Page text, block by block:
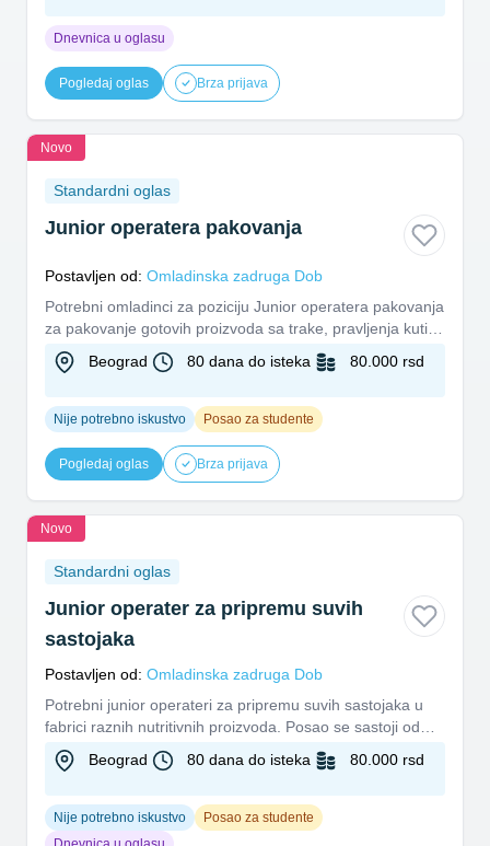
Dnevnica u oglasu
Pogledaj oglas Brza prijava
Novo
Standardni oglas
Junior operatera pakovanja
Postavljen od: Omladinska zadruga Dob
Potrebni omladinci za poziciju Junior operatera pakovanja
za pakovanje gotovih proizvoda sa trake, pravljenja kutija
i p...
Beograd 80 dana do isteka 80.000 rsd
Nije potrebno iskustvo Posao za studente
Pogledaj oglas Brza prijava
Novo
Standardni oglas
Junior operater za pripremu suvih
sastojaka
Postavljen od: Omladinska zadruga Dob
Potrebni junior operateri za pripremu suvih sastojaka u
fabrici raznih nutritivnih proizvoda. Posao se sastoji od
odmera...
Beograd 80 dana do isteka 80.000 rsd
Nije potrebno iskustvo
Posao za studente